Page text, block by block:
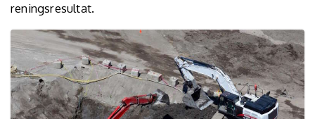
reningsresultat.